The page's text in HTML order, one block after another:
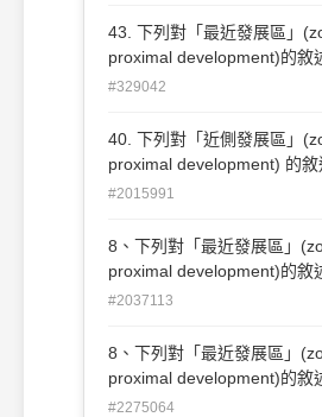
自己實力所能達到的水平與
達到水平之間 D.它可經由智力測驗和性向
43. 下列對「最近發展區」
proximal development)的敘
確的？ A. 它是兒童潛能所能發展的區域 B.
於自己實力 所能達到的水平與成人協助後
可能達到水平之間 D.它可經
#329042
40. 下列對「近側發展區」
proximal development) 的敘述，何者為
非？ (A)它是兒童潛能所能發展的區域 (B)
於自己實力所能達到的水平
可能達到水平之間 (D)它可經由智力測驗和
#2015991
8、下列對「最近發展區」
proximal development)的敘
確的？ 甲、它是兒童潛能所能發展的區
展。 丙、它是介於自己實力所能 達到
平與成人協助後可能達到水
#2037113
8、下列對「最近發展區」
proximal development)的敘
確的？ 甲、它是兒童潛能所能發展的區
#2275064